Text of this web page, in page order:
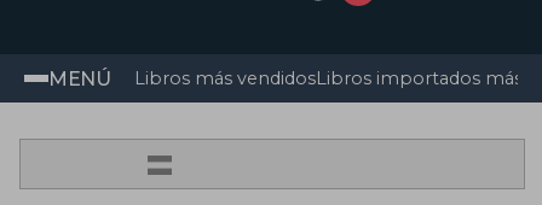
MENÚ Libros más vendidosLibros importados más
=